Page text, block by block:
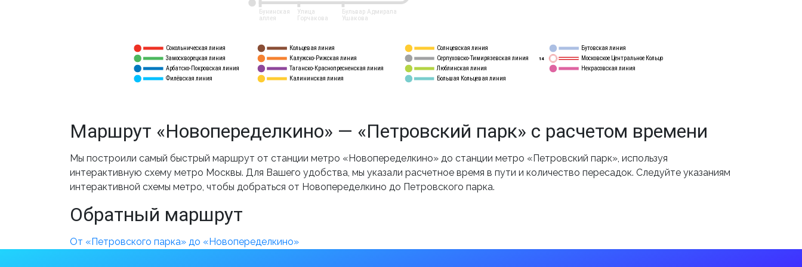
Сокольническая линия
Замоскворецкая линия
Арбатско-Покровская линия
Филёвская линия
Кольцевая линия
Калужско-Рижская линия
Таганско-Краснопресненская линия
Калининская линия
Солнцевская линия
Серпуховско-Тимирязевская линия
Люблинская линия
Бутовская линия
Московское Центральное Кольцо
Большая Кольцевая линия
Некрасовская линия
14
Бульвар Адмирала
Ушакова
Улица
Горчакова
Бунинская
аллея
Маршрут «Новопеределкино» — «Петровский парк» с расчетом времени
Мы построили самый быстрый маршрут от станции метро «Новопеределкино» до станции метро «Петровский парк», используя
интерактивную схему метро Москвы. Для Вашего удобства, мы указали расчетное время в пути и количество пересадок. Следуйте указаниям
интерактивной схемы метро, чтобы добраться от Новопеределкино до Петровского парка.
Обратный маршрут
От «Петровского парка» до «Новопеределкино»